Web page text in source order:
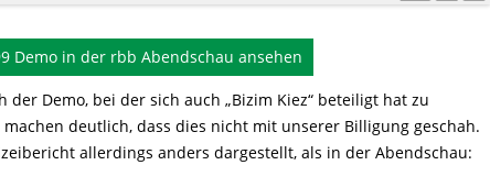
Demo in der rbb Abendschau ansehen
der Demo, bei der sich auch „Bizim Kiez“ beteiligt hat zu
deutlich, dass dies nicht mit unserer Billigung geschah.
allerdings anders dargestellt, als in der Abendschau: